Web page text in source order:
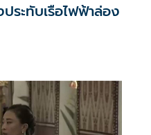
ระทับเรือไฟฟ้าล่อง